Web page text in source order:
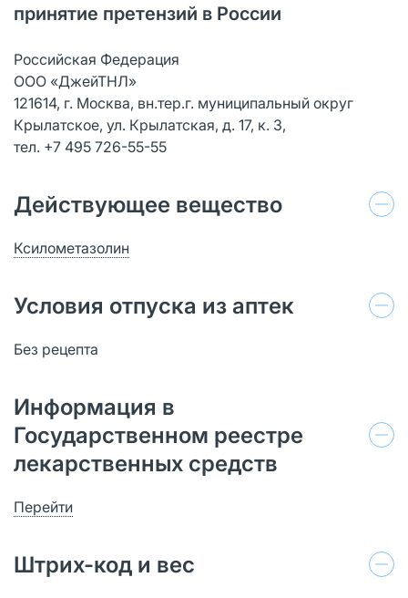
принятие претензий в России
Российская Федерация
ООО «ДжейТНЛ»
121614, г. Москва, вн.тер.г. муниципальный округ
Крылатское, ул. Крылатская, д. 17, к. 3,
тел. +7 495 726-55-55
Действующее вещество
Ксилометазолин
Условия отпуска из аптек
Без рецепта
Информация в
Государственном реестре
лекарственных средств
Перейти
Штрих-код и вес